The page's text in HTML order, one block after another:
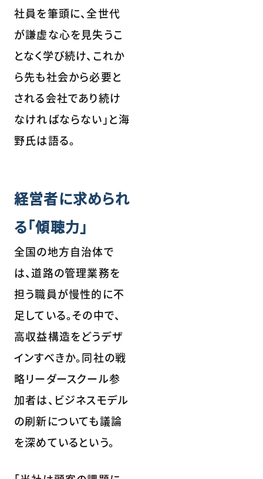
社員を筆頭に、全世代
が謙虚な心を見失うこ
となく学び続け、これか
ら先も社会から必要と
される会社であり続け
なければならない」と海
野氏は語る。
経営者に求められ
る「傾聴力」
全国の地方自治体で
は、道路の管理業務を
担う職員が慢性的に不
足している。その中で、
高収益構造をどうデザ
インすべきか。同社の戦
略リーダースクール参
加者は、ビジネスモデル
の刷新についても議論
を深めているという。